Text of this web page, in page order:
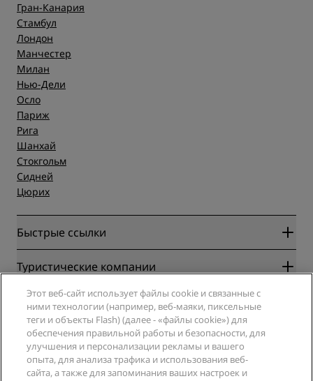
Гран-Канария
Стамбул
Лондон
Манчестер
Милан
Нью-Дели
Осло
Париж
Рига
Шанхай
Стокгольм
Сидней
Цюрих
Быстрые ссылки
Radisson Rewards
Гарантия лучшей цены онлайн
Blog
Направления
Новые и будущие отели
Приложение Radisson Hotels
Отели со статусом Sports Approved
Отели для семейного отдыха
Туристические компании
Партнеры
Турагенты
Компания
Radisson Hotel Group
СМИ
Вакансии в RHG
Вакансии в PPHE
Юридическая информация
Центр конфиденциальности
Помощь
Этот веб-сайт использует файлы cookie и связанные с
ними технологии (например, веб-маяки, пиксельные
теги и объекты Flash) (далее - «файлы cookie») для
обеспечения правильной работы и безопасности, для
улучшения и персонализации рекламы и вашего
опыта, для анализа трафика и использования веб-
сайта, а также для запоминания ваших настроек и